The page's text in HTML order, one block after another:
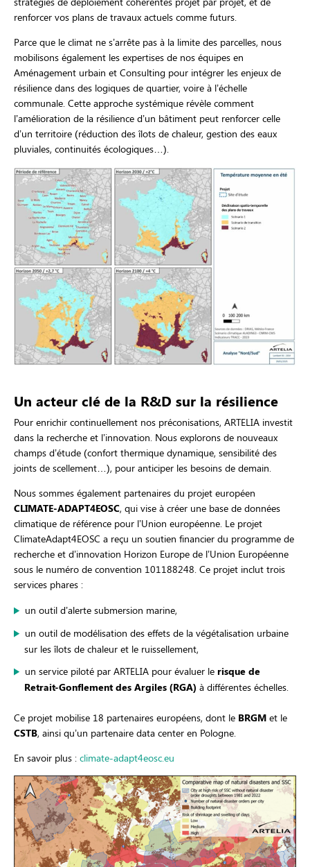
renforcer vos plans de travaux actuels comme futurs.
Parce que le climat ne s’arrête pas à la limite des parcelles, nous
mobilisons également les expertises de nos équipes en
Aménagement urbain et Consulting pour intégrer les enjeux de
résilience dans des logiques de quartier, voire à l’échelle
communale. Cette approche systémique révèle comment
l’amélioration de la résilience d’un bâtiment peut renforcer celle
d’un territoire (réduction des îlots de chaleur, gestion des eaux
pluviales, continuités écologiques…).
Un acteur clé de la R&D sur la résilience
Pour enrichir continuellement nos préconisations, ARTELIA investit
dans la recherche et l’innovation. Nous explorons de nouveaux
champs d’étude (confort thermique dynamique, sensibilité des
joints de scellement…), pour anticiper les besoins de demain.
Nous sommes également partenaires du projet européen
CLIMATE-ADAPT4EOSC, qui vise à créer une base de données
climatique de référence pour l’Union européenne. Le projet
ClimateAdapt4EOSC a reçu un soutien financier du programme de
recherche et d’innovation Horizon Europe de l’Union Européenne
sous le numéro de convention 101188248. Ce projet inclut trois
services phares :
un outil d’alerte submersion marine,
un outil de modélisation des effets de la végétalisation urbaine
sur les îlots de chaleur et le ruissellement,
un service piloté par ARTELIA pour évaluer le risque de
Retrait-Gonflement des Argiles (RGA) à différentes échelles.
Ce projet mobilise 18 partenaires européens, dont le BRGM et le
CSTB, ainsi qu’un partenaire data center en Pologne.
En savoir plus : climate-adapt4eosc.eu